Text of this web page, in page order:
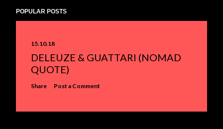
POPULAR POSTS
15.10.18
DELEUZE & GUATTARI (NOMAD
QUOTE)
Share Post a Comment